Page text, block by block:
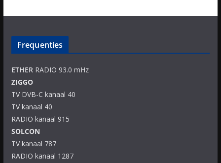
Frequenties
ETHERRADIO 93.0 mHz
ZIGGO
TV DVB-C kanaal 40
TV kanaal 40
RADIO kanaal 915
SOLCON
TV kanaal 787
RADIO kanaal 1287